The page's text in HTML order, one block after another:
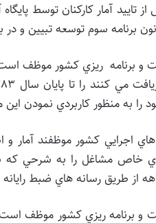
تاييد آمار کارکنان توسط
و برنامه ريزي کشور موظف
را به منظور کاربردي نمودن
هاي اجرايي کشور موظفند آمار و
خاص مشاغل را به شرحي که